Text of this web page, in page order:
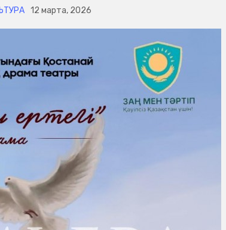
12 марта, 2026